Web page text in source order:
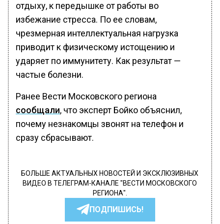
отдыху, к передышке от работы во
избежание стресса. По ее словам,
чрезмерная интеллектуальная нагрузка
приводит к физическому истощению и
ударяет по иммунитету. Как результат —
частые болезни.
Ранее Вести Московского региона
сообщали, что эксперт Бойко объяснил,
почему незнакомцы звонят на телефон и
сразу сбрасывают.
БОЛЬШЕ АКТУАЛЬНЫХ НОВОСТЕЙ И ЭКСКЛЮЗИВНЫХ
ВИДЕО В ТЕЛЕГРАМ-КАНАЛЕ "ВЕСТИ МОСКОВСКОГО
РЕГИОНА".
ПОДПИШИСЬ!